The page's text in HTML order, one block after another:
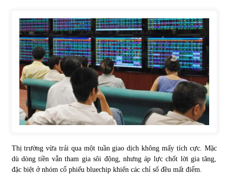
31/05/2022
Bất ổn từ các cuộc đấu giá đất ở Thanh Hoá
31/05/2022
Tiền gửi vào ngân hàng tiếp tục tăng mạnh
31/05/2022
S&P Ratings cập nhật xếp hạng tín nhiệm của
Vietcombank và Eximbank
31/05/2022
Thị trường vừa trải qua một tuần giao dịch không mấy tích cực. Mặc
dù dòng tiền vẫn tham gia sôi động, nhưng áp lực chốt lời gia tăng,
đặc biệt ở nhóm cổ phiếu bluechip khiến các chỉ số đều mất điểm.